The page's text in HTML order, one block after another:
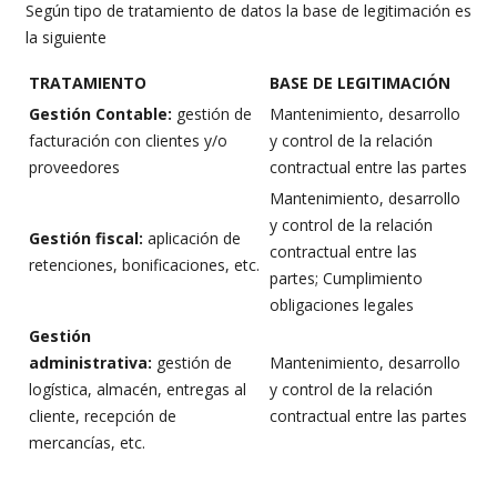
Según tipo de tratamiento de datos la base de legitimación es
la siguiente
TRATAMIENTO BASE DE LEGITIMACIÓN
Gestión Contable: gestión de
facturación con clientes y/o
proveedores
Mantenimiento, desarrollo
y control de la relación
contractual entre las partes
Gestión fiscal: aplicación de
retenciones, bonificaciones, etc.
Mantenimiento, desarrollo
y control de la relación
contractual entre las
partes; Cumplimiento
obligaciones legales
Gestión
administrativa: gestión de
logística, almacén, entregas al
cliente, recepción de
mercancías, etc.
Mantenimiento, desarrollo
y control de la relación
contractual entre las partes